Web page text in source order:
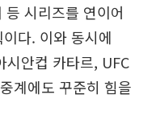
시리즈를 연이어
다. 이와 동시에
시안컵 카타르, UFC
계에도 꾸준히 힘을